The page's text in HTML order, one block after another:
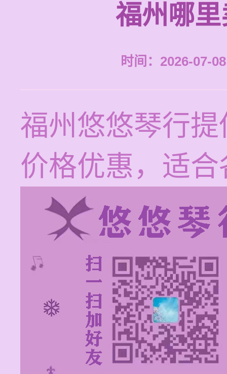
福州哪
时间：2026-07-
福州悠悠琴行
价格优惠，适